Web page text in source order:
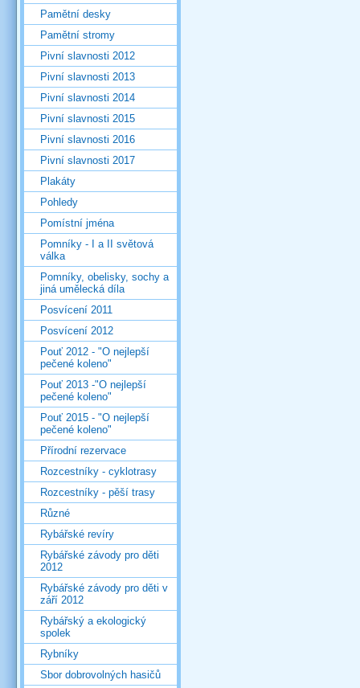
Pamětní desky
Pamětní stromy
Pivní slavnosti 2012
Pivní slavnosti 2013
Pivní slavnosti 2014
Pivní slavnosti 2015
Pivní slavnosti 2016
Pivní slavnosti 2017
Plakáty
Pohledy
Pomístní jména
Pomníky - I a II světová
válka
Pomníky, obelisky, sochy a
jiná umělecká díla
Posvícení 2011
Posvícení 2012
Pouť 2012 - "O nejlepší
pečené koleno"
Pouť 2013 -"O nejlepší
pečené koleno"
Pouť 2015 - "O nejlepší
pečené koleno"
Přírodní rezervace
Rozcestníky - cyklotrasy
Rozcestníky - pěší trasy
Různé
Rybářské revíry
Rybářské závody pro děti
2012
Rybářské závody pro děti v
září 2012
Rybářský a ekologický
spolek
Rybníky
Sbor dobrovolných hasičů